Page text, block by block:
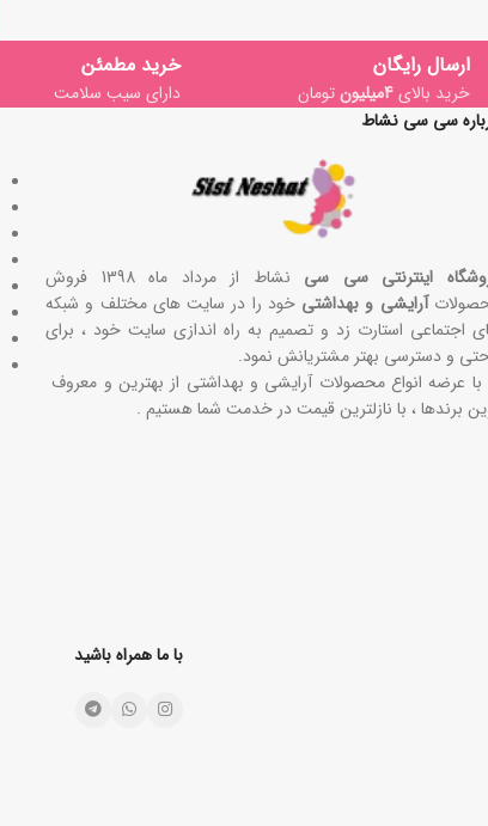
ارسال رایگان
خرید بالای4میلیون تومان
خرید مطمئن
دارای سیب سلامت
سی سی نشاط
اینترنتی سی سی
نشاط از مرداد ماه 1398 فروش
آرایشی و بهداشتی خود را در سایت های مختلف و شبکه
اجتماعی استارت زد و تصمیم به راه اندازی سایت خود ، برای
و دسترسی بهتر مشتریانش نمود.
با عرضه انواع محصولات آرایشی و بهداشتی از بهترین و معروف
برندها ، با نازلترین قیمت در خدمت شما هستیم .
با ما همراه باشید